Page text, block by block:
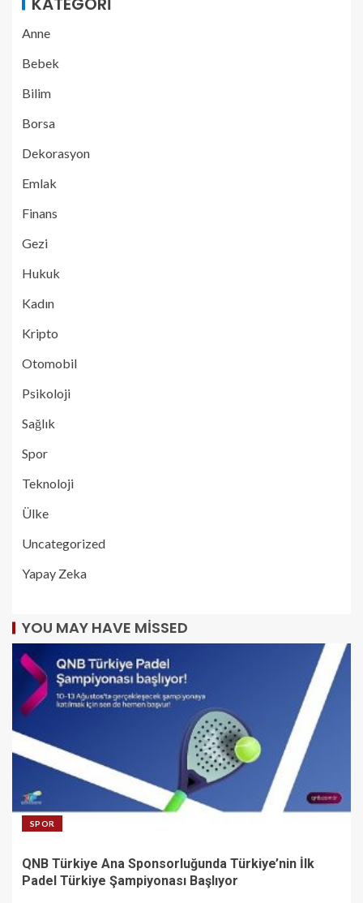
Anne
Bebek
Bilim
Borsa
Dekorasyon
Emlak
Finans
Gezi
Hukuk
Kadın
Kripto
Otomobil
Psikoloji
Sağlık
Spor
Teknoloji
Ülke
Uncategorized
Yapay Zeka
YOU MAY HAVE MISSED
SPOR
QNB Türkiye Ana Sponsorluğunda Türkiye’nin İlk
Padel Türkiye Şampiyonası Başlıyor